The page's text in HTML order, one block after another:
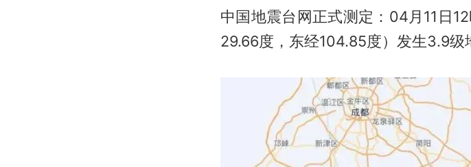
中国地震台网正式测定：04月11日
29.66度，东经104.85度）发生3.9级